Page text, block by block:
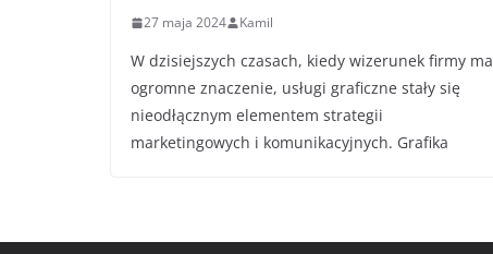
27 maja 2024 Kamil
W dzisiejszych czasach, kiedy wizerunek firmy ma
ogromne znaczenie, usługi graficzne stały się
nieodłącznym elementem strategii
marketingowych i komunikacyjnych. Grafika